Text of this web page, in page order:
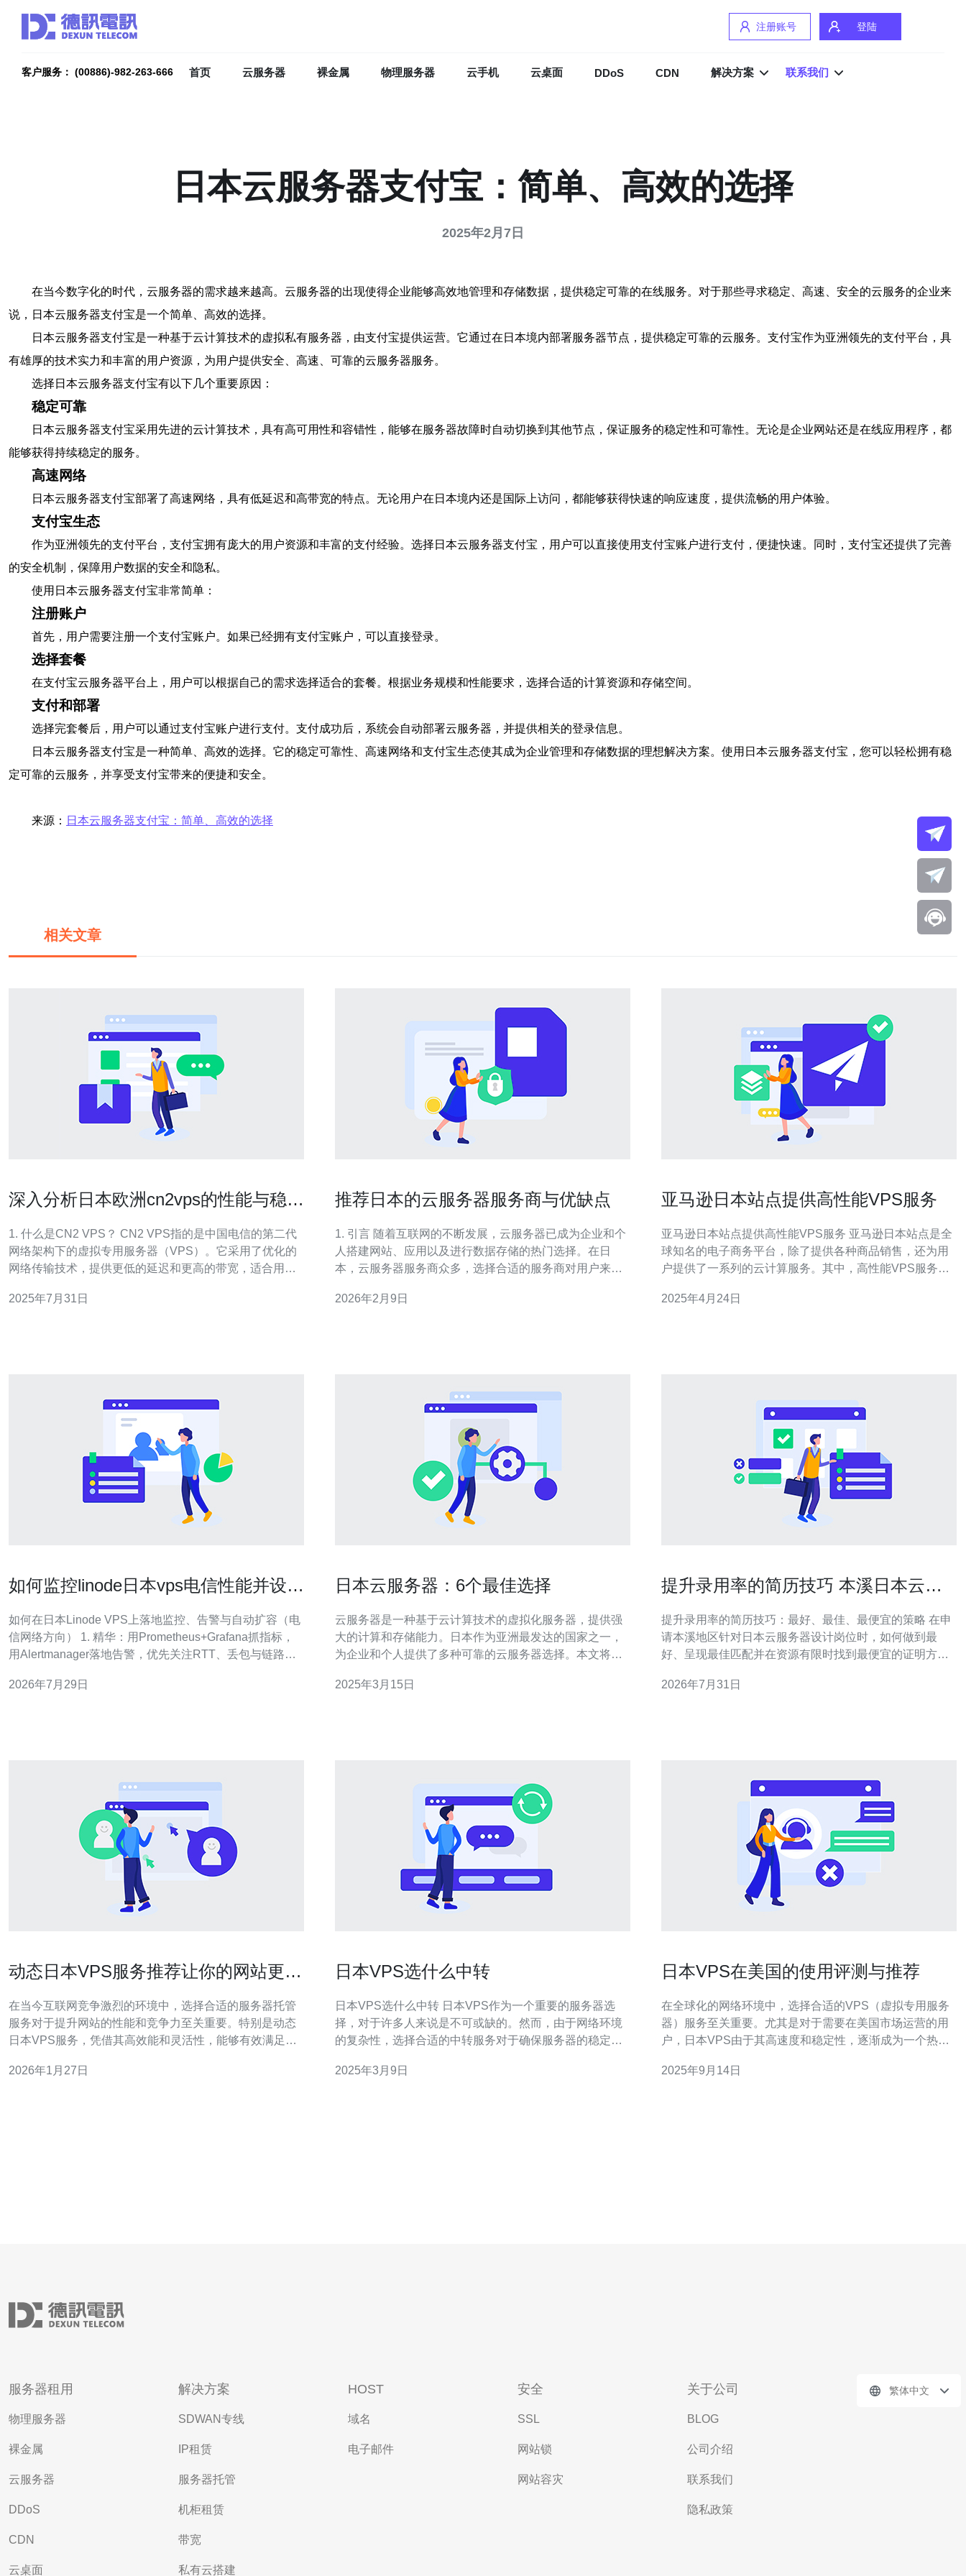
注册账号 登陆
客户服务： (00886)-982-263-666 首页 云服务器 裸金属 物理服务器 云手机 云桌面 DDoS CDN 解决方案 联系我们
日本云服务器支付宝：简单、高效的选择
2025年2月7日
在当今数字化的时代，云服务器的需求越来越高。云服务器的出现使得企业能够高效地管理和存储数据，提供稳定可靠的在线服务。对于那些寻求稳定、高速、安全的云服务的企业来
说，日本云服务器支付宝是一个简单、高效的选择。
日本云服务器支付宝是一种基于云计算技术的虚拟私有服务器，由支付宝提供运营。它通过在日本境内部署服务器节点，提供稳定可靠的云服务。支付宝作为亚洲领先的支付平台，具
有雄厚的技术实力和丰富的用户资源，为用户提供安全、高速、可靠的云服务器服务。
选择日本云服务器支付宝有以下几个重要原因：
稳定可靠
日本云服务器支付宝采用先进的云计算技术，具有高可用性和容错性，能够在服务器故障时自动切换到其他节点，保证服务的稳定性和可靠性。无论是企业网站还是在线应用程序，都
能够获得持续稳定的服务。
高速网络
日本云服务器支付宝部署了高速网络，具有低延迟和高带宽的特点。无论用户在日本境内还是国际上访问，都能够获得快速的响应速度，提供流畅的用户体验。
支付宝生态
作为亚洲领先的支付平台，支付宝拥有庞大的用户资源和丰富的支付经验。选择日本云服务器支付宝，用户可以直接使用支付宝账户进行支付，便捷快速。同时，支付宝还提供了完善
的安全机制，保障用户数据的安全和隐私。
使用日本云服务器支付宝非常简单：
注册账户
首先，用户需要注册一个支付宝账户。如果已经拥有支付宝账户，可以直接登录。
选择套餐
在支付宝云服务器平台上，用户可以根据自己的需求选择适合的套餐。根据业务规模和性能要求，选择合适的计算资源和存储空间。
支付和部署
选择完套餐后，用户可以通过支付宝账户进行支付。支付成功后，系统会自动部署云服务器，并提供相关的登录信息。
日本云服务器支付宝是一种简单、高效的选择。它的稳定可靠性、高速网络和支付宝生态使其成为企业管理和存储数据的理想解决方案。使用日本云服务器支付宝，您可以轻松拥有稳
定可靠的云服务，并享受支付宝带来的便捷和安全。
来源： 日本云服务器支付宝：简单、高效的选择
相关文章
深入分析日本欧洲cn2vps的性能与稳定
1. 什么是CN2 VPS？ CN2 VPS指的是中国电信的第二代
网络架构下的虚拟专用服务器（VPS）。它采用了优化的
网络传输技术，提供更低的延迟和更高的带宽，适合用于
器、视频直播等。CN2网络的优势在于其专用的光纤链路
2025年7月31日
推荐日本的云服务器服务商与优缺点
1. 引言 随着互联网的不断发展，云服务器已成为企业和个
人搭建网站、应用以及进行数据存储的热门选择。在日
本，云服务器服务商众多，选择合适的服务商对用户来说
析它们的优缺点，帮助您做出明智的选择。 2. 日本的云服
2026年2月9日
亚马逊日本站点提供高性能VPS服务
亚马逊日本站点提供高性能VPS服务 亚马逊日本站点是全
球知名的电子商务平台，除了提供各种商品销售，还为用
户提供了一系列的云计算服务。其中，高性能VPS服务是
提供的高性能VPS服务的特点和优势。 亚马逊日本站点的
2025年4月24日
如何监控linode日本vps电信性能并设置
如何在日本Linode VPS上落地监控、告警与自动扩容（电
信网络方向） 1. 精华：用Prometheus+Grafana抓指标，
用Alertmanager落地告警，优先关注RTT、丢包与链路抖
（ping/iperf3/blackbox）与被动流量监控
2026年7月29日
日本云服务器：6个最佳选择
云服务器是一种基于云计算技术的虚拟化服务器，提供强
大的计算和存储能力。日本作为亚洲最发达的国家之一，
为企业和个人提供了多种可靠的云服务器选择。本文将介
（AWS）是全球领先的云计算服务提供商之一，其在日本
2025年3月15日
提升录用率的简历技巧 本溪日本云服
提升录用率的简历技巧：最好、最佳、最便宜的策略 在申
请本溪地区针对日本云服务器设计岗位时，如何做到最
好、呈现最佳匹配并在资源有限时找到最便宜的证明方
计招聘的实战简历模板与要点，兼顾技术深度、成本意识
2026年7月31日
动态日本VPS服务推荐让你的网站更具
在当今互联网竞争激烈的环境中，选择合适的服务器托管
服务对于提升网站的性能和竞争力至关重要。特别是动态
日本VPS服务，凭借其高效能和灵活性，能够有效满足不
务的优势、选择建议以及如何利用它们来提升您网站的表
2026年1月27日
日本VPS选什么中转
日本VPS选什么中转 日本VPS作为一个重要的服务器选
择，对于许多人来说是不可或缺的。然而，由于网络环境
的复杂性，选择合适的中转服务对于确保服务器的稳定性
是一个在日本有着良好声誉的中转服务提供商。他们提供
2025年3月9日
日本VPS在美国的使用评测与推荐
在全球化的网络环境中，选择合适的VPS（虚拟专用服务
器）服务至关重要。尤其是对于需要在美国市场运营的用
户，日本VPS由于其高速度和稳定性，逐渐成为一个热门
别推荐德讯电讯作为理想的VPS服务提供商，助力用户在
2025年9月14日
服务器租用
物理服务器
裸金属
云服务器
DDoS
CDN
云桌面
解决方案
SDWAN专线
IP租赁
服务器托管
机柜租赁
带宽
私有云搭建
HOST
域名
电子邮件
安全
SSL
网站锁
网站容灾
关于公司
BLOG
公司介绍
联系我们
隐私政策
繁体中文